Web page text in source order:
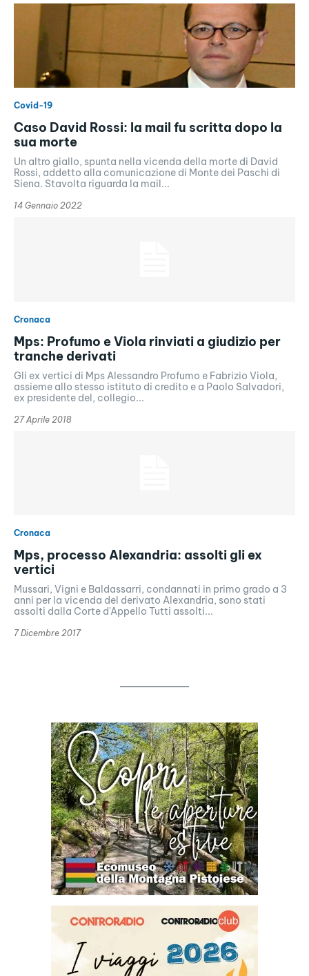
Covid-19
Caso David Rossi: la mail fu scritta dopo la
sua morte
Un altro giallo, spunta nella vicenda della morte di David
Rossi, addetto alla comunicazione di Monte dei Paschi di
Siena. Stavolta riguarda la mail...
14 Gennaio 2022
Cronaca
Mps: Profumo e Viola rinviati a giudizio per
tranche derivati
Gli ex vertici di Mps Alessandro Profumo e Fabrizio Viola,
assieme allo stesso istituto di credito e a Paolo Salvadori,
ex presidente del, collegio...
27 Aprile 2018
Cronaca
Mps, processo Alexandria: assolti gli ex
vertici
Mussari, Vigni e Baldassarri, condannati in primo grado a 3
anni per la vicenda del derivato Alexandria, sono stati
assolti dalla Corte d'Appello Tutti assolti...
7 Dicembre 2017